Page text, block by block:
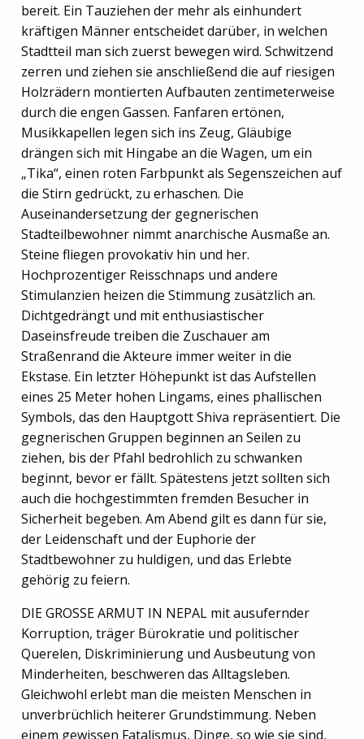
bereit. Ein Tauziehen der mehr als einhundert
kräftigen Männer entscheidet darüber, in welchen
Stadtteil man sich zuerst bewegen wird. Schwitzend
zerren und ziehen sie anschließend die auf riesigen
Holzrädern montierten Aufbauten zentimeterweise
durch die engen Gassen. Fanfaren ertönen,
Musikkapellen legen sich ins Zeug, Gläubige
drängen sich mit Hingabe an die Wagen, um ein
„Tika“, einen roten Farbpunkt als Segenszeichen auf
die Stirn gedrückt, zu erhaschen. Die
Auseinandersetzung der gegnerischen
Stadteilbewohner nimmt anarchische Ausmaße an.
Steine fliegen provokativ hin und her.
Hochprozentiger Reisschnaps und andere
Stimulanzien heizen die Stimmung zusätzlich an.
Dichtgedrängt und mit enthusiastischer
Daseinsfreude treiben die Zuschauer am
Straßenrand die Akteure immer weiter in die
Ekstase. Ein letzter Höhepunkt ist das Aufstellen
eines 25 Meter hohen Lingams, eines phallischen
Symbols, das den Hauptgott Shiva repräsentiert. Die
gegnerischen Gruppen beginnen an Seilen zu
ziehen, bis der Pfahl bedrohlich zu schwanken
beginnt, bevor er fällt. Spätestens jetzt sollten sich
auch die hochgestimmten fremden Besucher in
Sicherheit begeben. Am Abend gilt es dann für sie,
der Leidenschaft und der Euphorie der
Stadtbewohner zu huldigen, und das Erlebte
gehörig zu feiern.
DIE GROSSE ARMUT IN NEPAL mit ausufernder
Korruption, träger Bürokratie und politischer
Querelen, Diskriminierung und Ausbeutung von
Minderheiten, beschweren das Alltagsleben.
Gleichwohl erlebt man die meisten Menschen in
unverbrüchlich heiterer Grundstimmung. Neben
einem gewissen Fatalismus, Dinge, so wie sie sind,